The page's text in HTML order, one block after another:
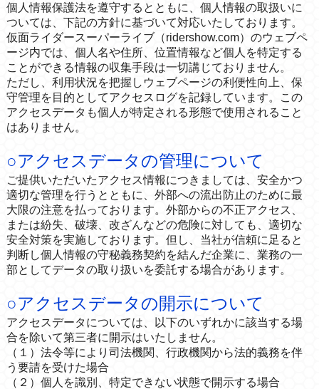
個人情報保護法を遵守するとともに、個人情報の取扱いに
ついては、下記の方針に基づいて対応いたしております。
仮面ライダースーパーライブ（ridershow.com）のウェブペ
ージ内では、個人名や住所、位置情報など個人を特定する
ことができる情報の収集手段は一切講じておりません。
ただし、利用状況を把握しウェブページの利便性向上、保
守管理を目的としてアクセスログを記録しています。この
アクセスデータも個人が特定される形態で使用されること
はありません。
○アクセスデータの管理について
ご提供いただいたアクセス情報につきましては、安全かつ
適切な管理を行うとともに、外部への流出防止のために最
大限の注意を払っております。外部からの不正アクセス、
または紛失、破壊、改ざんなどの危険に対しても、適切な
安全対策を実施しております。但し、当社が信頼に足ると
判断し個人情報の守秘義務契約を結んだ企業に、業務の一
部としてデータの取り扱いを委託する場合があります。
○アクセスデータの開示について
アクセスデータについては、以下のいずれかに該当する場
合を除いて第三者に開示はいたしません。
（１）法令等により司法機関、行政機関から法的義務を伴
う要請を受けた場合
（２）個人を識別、特定できない状態で開示する場合